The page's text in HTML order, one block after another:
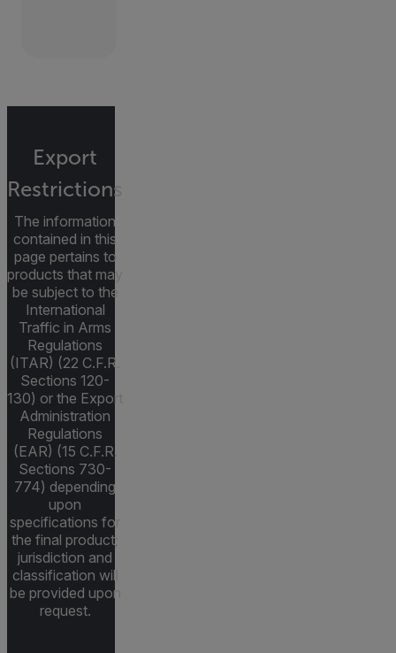
Export
Restrictions
The information
contained in this
page pertains to
products that may
be subject to the
International
Traffic in Arms
Regulations
(ITAR) (22 C.F.R.
Sections 120-
130) or the Export
Administration
Regulations
(EAR) (15 C.F.R.
Sections 730-
774) depending
upon
specifications for
the final product;
jurisdiction and
classification will
be provided upon
request.